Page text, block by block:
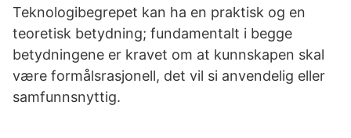
Teknologibegrepet kan ha en praktisk og en
teoretisk betydning; fundamentalt i begge
betydningene er kravet om at kunnskapen skal
være formålsrasjonell, det vil si anvendelig eller
samfunnsnyttig.